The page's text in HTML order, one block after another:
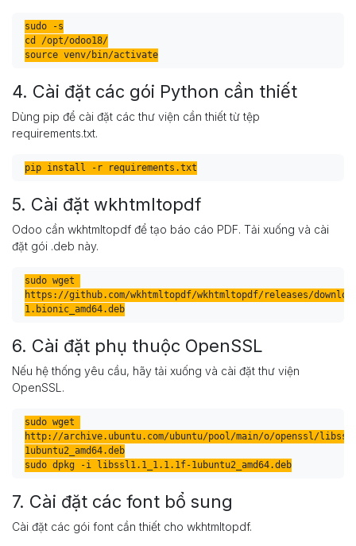
sudo -s
cd /opt/odoo18/
source venv/bin/activate
4. Cài đặt các gói Python cần thiết
Dùng pip để cài đặt các thư viện cần thiết từ tệp
requirements.txt.
pip install -r requirements.txt
5. Cài đặt wkhtmltopdf
Odoo cần wkhtmltopdf để tạo báo cáo PDF. Tải xuống và cài
đặt gói .deb này.
sudo wget
https://github.com/wkhtmltopdf/wkhtmltopdf/releases/
1.bionic_amd64.deb
6. Cài đặt phụ thuộc OpenSSL
Nếu hệ thống yêu cầu, hãy tải xuống và cài đặt thư viện
OpenSSL.
sudo wget
http://archive.ubuntu.com/ubuntu/pool/main/o/openssl/
1ubuntu2_amd64.deb
sudo dpkg -i libssl1.1_1.1.1f-1ubuntu2_amd64.deb
7. Cài đặt các font bổ sung
Cài đặt các gói font cần thiết cho wkhtmltopdf.